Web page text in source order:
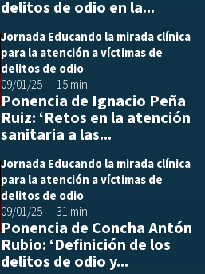
delitos de odio en la...
Jornada Educando la mirada clínica
para la atención a víctimas de
delitos de odio
09/01/25
15 min
Ponencia de Ignacio Peña
Ruiz: ‘Retos en la atención
sanitaria a las...
Jornada Educando la mirada clínica
para la atención a víctimas de
delitos de odio
09/01/25
31 min
Ponencia de Concha Antón
Rubio: ‘Definición de los
delitos de odio y...